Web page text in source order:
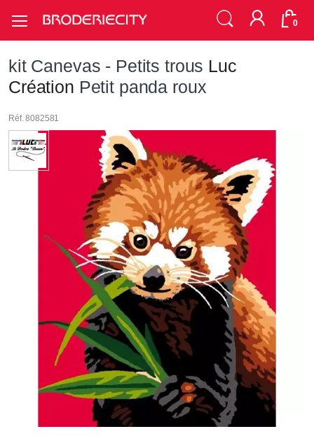
0
kit Canevas - Petits trous Luc
Création Petit panda roux
Réf. 8082581